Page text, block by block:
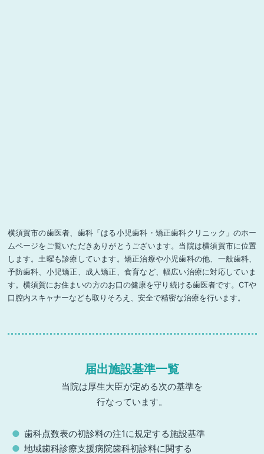
横須賀市の歯医者、歯科「はる小児歯科・矯正歯科クリニック」のホー
ムページをご覧いただきありがとうございます。当院は横須賀市に位置
します。土曜も診療しています。矯正治療や小児歯科の他、一般歯科、
予防歯科、小児矯正、成人矯正、食育など、幅広い治療に対応していま
す。横須賀にお住まいの方のお口の健康を守り続ける歯医者です。CTや
口腔内スキャナーなども取りそろえ、安全で精密な治療を行います。
届出施設基準一覧
当院は厚生大臣が定める次の基準を
行なっています。
歯科点数表の初診料の注1に規定する施設基準
地域歯科診療支援病院歯科初診料に関する